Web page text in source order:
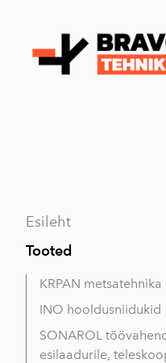
Esileht
Tooted
KRPAN metsatehnika
INO hooldusniidukid
SONAROL
esilaadurile,